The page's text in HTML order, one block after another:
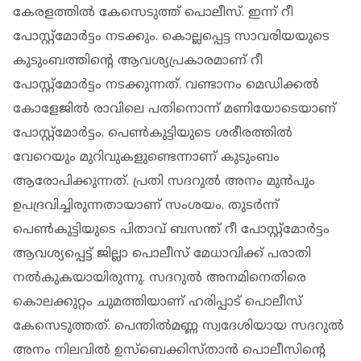
കേരളത്തില്‍ കേസെടുത്ത് പൊലീസ്. ഇന്ന് റീ
പോസ്റ്റ്‌മോര്‍ട്ടം നടക്കും. കൊല്ലപ്പെട്ട സാവരിയയുടെ
കുടുംബത്തിന്റെ ആവശ്യപ്രകാരമാണ് റീ
പോസ്റ്റ്‌മോര്‍ട്ടം നടക്കുന്നത്. വണ്ടാനം മെഡിക്കല്‍
കോളേജില്‍ രാവിലെ പതിനൊന്ന് മണിയോടെയാണ്
പോസ്റ്റ്‌മോര്‍ട്ടം. പെണ്‍കുട്ടിയുടെ ശരീരത്തില്‍
വേറെയും മുറിവുകളുണ്ടെന്നാണ് കുടുംബം
ആരോപിക്കുന്നത്. പ്രതി സദറുല്‍ അനം മുന്‍പും
ഉപദ്രവിച്ചിരുന്നതായാണ് സംശയം. തുടര്‍ന്ന്
പെണ്‍കുട്ടിയുടെ പിതാവ് ബസന്ത് റീ പോസ്റ്റ്‌മോര്‍ട്ടം
ആവശ്യപ്പെട്ട് ജില്ലാ പൊലീസ് മേധാവിക്ക് പരാതി
നല്‍കുകയായിരുന്നു. സദറുല്‍ അനമിനെതിരെ
കൊലക്കുറ്റം ചുമത്തിയാണ് ഹരിപ്പാട് പൊലീസ്
കേസെടുത്തത്. പെന്തില്‍മണ്ണ സ്വദേശിയായ സദറുല്‍
അനം നിലവില്‍ ഉസ്‌ബെക്കിസ്താന്‍ പൊലീസിന്റെ